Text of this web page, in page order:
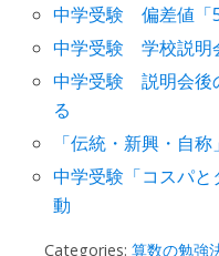
中学受験 偏差値「
中学受験 学校説明
中学受験 説明会後
る
「伝統・新興・自
中学受験「コスパ
動
Categories: 算数の勉強